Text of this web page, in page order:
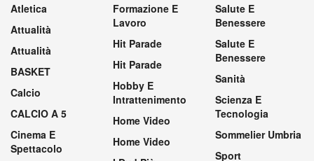
Atletica
Attualità
Attualità
BASKET
Calcio
CALCIO A 5
Cinema E
Spettacolo
Formazione E
Lavoro
Hit Parade
Hit Parade
Hobby E
Intrattenimento
Home Video
Home Video
Salute E
Benessere
Salute E
Benessere
Sanità
Scienza E
Tecnologia
Sommelier Umbria
Sport